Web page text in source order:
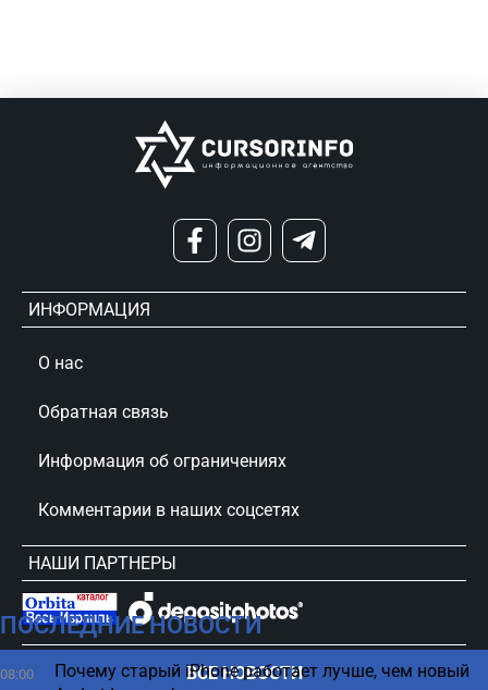
ПОСЛЕДНИЕ НОВОСТИ
08:00
Почему старый iPhone работает лучше, чем новый
ВСЕ НОВОСТИ
ИНФОРМАЦИЯ
О нас
Обратная связь
Информация об ограничениях
Комментарии в наших соцсетях
НАШИ ПАРТНЕРЫ
сursorinfo.co.il © Все права защищены